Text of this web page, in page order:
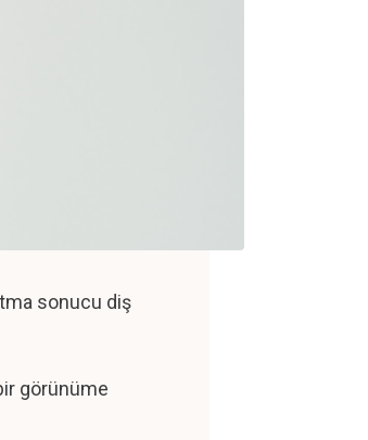
sonucu diş
görünüme